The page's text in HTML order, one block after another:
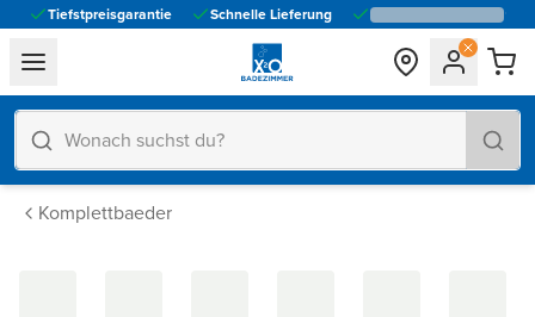
Tiefstpreisgarantie Schnelle Lieferung
general.navigation.toggle_menu.label
Komplettbaeder